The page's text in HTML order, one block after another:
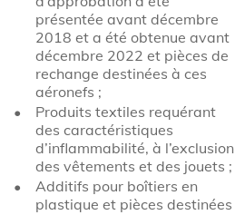
présentée avant décembre
2018 et a été obtenue avant
décembre 2022 et pièces de
rechange destinées à ces
aéronefs ;
•
Produits textiles requérant
des caractéristiques
d’inflammabilité, à l’exclusion
des vêtements et des jouets ;
•
Additifs pour boîtiers en
plastique et pièces destinées